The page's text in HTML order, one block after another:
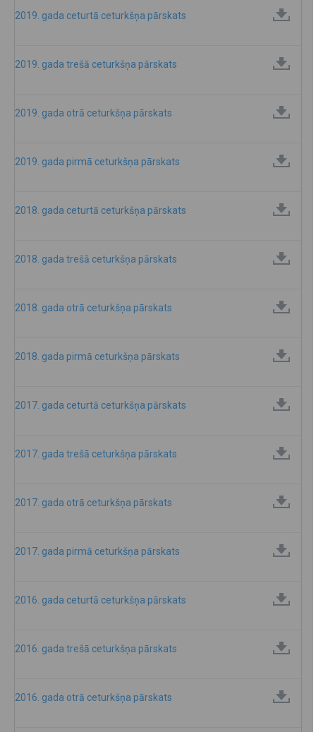
2019. gada ceturtā ceturkšņa pārskats
2019. gada trešā ceturkšņa pārskats
2019. gada otrā ceturkšņa pārskats
2019. gada pirmā ceturkšņa pārskats
2018. gada ceturtā ceturkšņa pārskats
2018. gada trešā ceturkšņa pārskats
2018. gada otrā ceturkšņa pārskats
2018. gada pirmā ceturkšņa pārskats
2017. gada ceturtā ceturkšņa pārskats
2017. gada trešā ceturkšņa pārskats
2017. gada otrā ceturkšņa pārskats
2017. gada pirmā ceturkšņa pārskats
2016. gada ceturtā ceturkšņa pārskats
2016. gada trešā ceturkšņa pārskats
2016. gada otrā ceturkšņa pārskats